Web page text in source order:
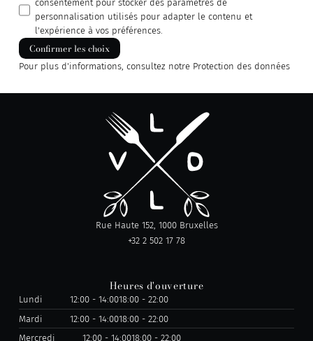
consentement pour stocker des paramètres de
personnalisation utilisés pour adapter le contenu et
l'expérience à vos préférences.
Confirmer les choix
Pour plus d'informations, consultez notre Protection des données
Rue Haute 152, 1000 Bruxelles
+32 2 502 17 78
Heures d'ouverture
Lundi 12:00 - 14:0018:00 - 22:00
Mardi
12:00 - 14:0018:00 - 22:00
Mercredi
12:00 - 14:0018:00 - 22:00